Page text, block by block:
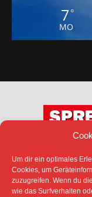
Um dir ein optimales
Cookies, um
zuzugreifen. Wenn du
wie das Surfverhalten
7 °
MO